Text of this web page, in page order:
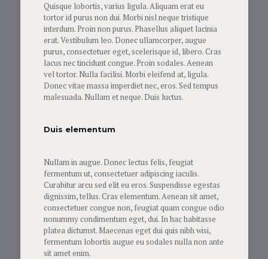
Quisque lobortis, varius ligula. Aliquam erat eu
tortor id purus non dui. Morbi nisl neque tristique
interdum. Proin non purus. Phasellus aliquet lacinia
erat. Vestibulum leo. Donec ullamcorper, augue
purus, consectetuer eget, scelerisque id, libero. Cras
lacus nec tincidunt congue. Proin sodales. Aenean
vel tortor. Nulla facilisi. Morbi eleifend at, ligula.
Donec vitae massa imperdiet nec, eros. Sed tempus
malesuada. Nullam et neque. Duis luctus.
Duis elementum
Nullam in augue. Donec lectus felis, feugiat
fermentum ut, consectetuer adipiscing iaculis.
Curabitur arcu sed elit eu eros. Suspendisse egestas
dignissim, tellus. Cras elementum. Aenean sit amet,
consectetuer congue non, feugiat quam congue odio
nonummy condimentum eget, dui. In hac habitasse
platea dictumst. Maecenas eget dui quis nibh wisi,
fermentum lobortis augue eu sodales nulla non ante
sit amet enim.